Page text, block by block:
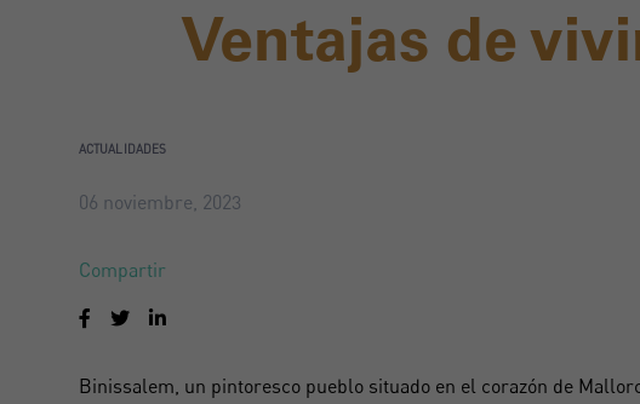
Ventajas de
ACTUALIDADES
06 noviembre, 2023
Compartir
Binissalem, un pintoresco pueblosituado en el corazón de